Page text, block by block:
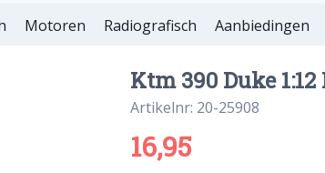
Motoren Radiografisch Aanbiedingen
Ktm 390 Duke
Artikelnr: 20-25908
16,95